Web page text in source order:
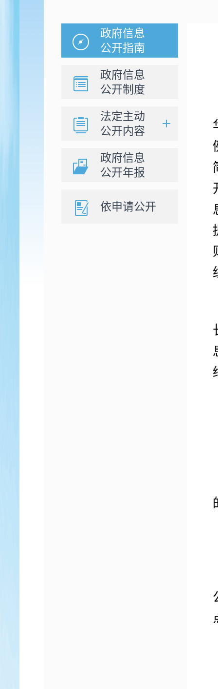
政府信息
公开指南
政府信息
公开制度
法定主动
公开内容
政府信息
公开年报
依申请公开